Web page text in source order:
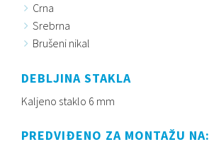
Crna
Srebrna
Brušeni nikal
DEBLJINA STAKLA
Kaljeno staklo 6 mm
PREDVIĐENO ZA MONTAŽU NA: